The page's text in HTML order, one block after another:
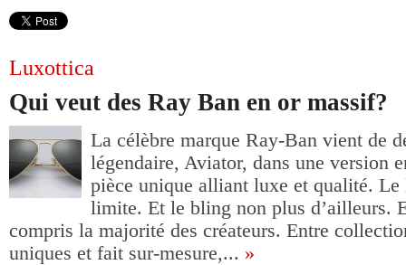
Luxottica
Qui veut des Ray Ban en or massif?
La célèbre marque Ray-Ban vient de
légendaire, Aviator, dans une version
pièce unique alliant luxe et qualité. Le
limite. Et le bling non plus d’ailleurs.
compris la majorité des créateurs. Entre
uniques et fait sur-mesure,... »